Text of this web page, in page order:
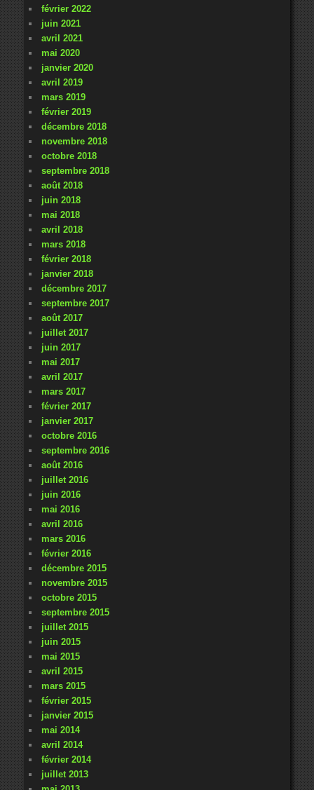
février 2022
juin 2021
avril 2021
mai 2020
janvier 2020
avril 2019
mars 2019
février 2019
décembre 2018
novembre 2018
octobre 2018
septembre 2018
août 2018
juin 2018
mai 2018
avril 2018
mars 2018
février 2018
janvier 2018
décembre 2017
septembre 2017
août 2017
juillet 2017
juin 2017
mai 2017
avril 2017
mars 2017
février 2017
janvier 2017
octobre 2016
septembre 2016
août 2016
juillet 2016
juin 2016
mai 2016
avril 2016
mars 2016
février 2016
décembre 2015
novembre 2015
octobre 2015
septembre 2015
juillet 2015
juin 2015
mai 2015
avril 2015
mars 2015
février 2015
janvier 2015
mai 2014
avril 2014
février 2014
juillet 2013